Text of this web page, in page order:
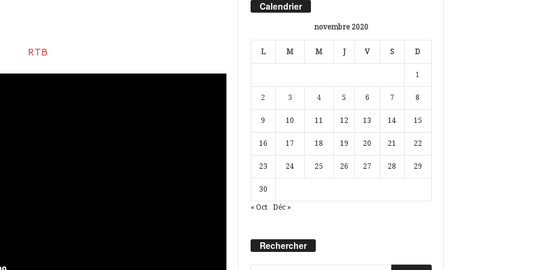
Calendrier
novembre 2020
L M M J V S D
1
2 3 4 5 6 7 8
9 10 11 12 13 14 15
16 17 18 19 20 21 22
23 24 25 26 27 28 29
30
« Oct Déc »
Rechercher